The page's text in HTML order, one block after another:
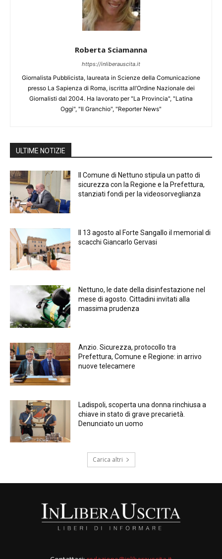
Roberta Sciamanna
https://inliberauscita.it
Giornalista Pubblicista, laureata in Scienze della Comunicazione
presso La Sapienza di Roma, iscritta all’Ordine Nazionale dei
Giornalisti dal 2004. Ha lavorato per "La Provincia", "Latina
Oggi", "Il Granchio", "Reporter News"
ULTIME NOTIZIE
Il Comune di Nettuno stipula un patto di
sicurezza con la Regione e la Prefettura,
stanziati fondi per la videosorveglianza
Il 13 agosto al Forte Sangallo il memorial di
scacchi Giancarlo Gervasi
Nettuno, le date della disinfestazione nel
mese di agosto. Cittadini invitati alla
massima prudenza
Anzio. Sicurezza, protocollo tra
Prefettura, Comune e Regione: in arrivo
nuove telecamere
Ladispoli, scoperta una donna rinchiusa a
chiave in stato di grave precarietà.
Denunciato un uomo
Carica altri